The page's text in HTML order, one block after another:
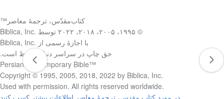
کتاب‌مقدّس، ترجمۀ معاصر™
© ۱۹۹۵، ۲۰۰۵، ۲۰۱۸، ۲۰۲۲ توسط Biblica, Inc.‎
با اجازۀ رسمی از Biblica, Inc.‎
حق چاپ در سراسر دنیا محفوظ است.
Persian Contemporary Bible™‎
Copyright © 1995, 2005, 2018, 2022 by Biblica, Inc.‎
Used with permission. All rights reserved worldwide.‎
در مورد کتاب مقدس، ترجمۀ معاصر اطلاعات بیشتر کسب کنید